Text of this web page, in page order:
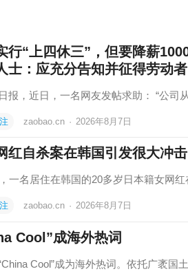
行“上四休三”，但要降薪
士：应充分告知并征得劳动
报，近日，一名网友发帖求助： “公司
zaobao.cn · 2026年8月7日
红自杀案在韩国引发很大冲击
一名居住在韩国的20多岁日本籍女网
zaobao.cn · 2026年8月7日
Cool”成海外热词
Cool”成为海外热词。依托广袤国